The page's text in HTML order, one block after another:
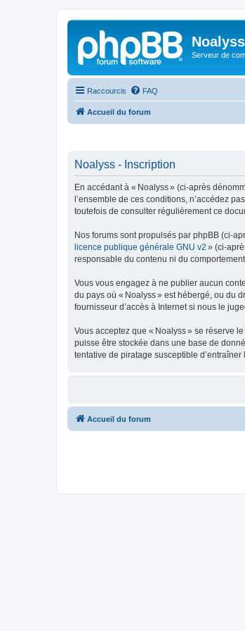
Noalyss
Serveur de
Raccourcis FAQ
Accueil du forum
Noalyss - Inscription
En accédant à « Noalyss » (ci-après
l’ensemble de ces conditions, n’accédez
toutefois de consulter régulièrement ce
Nos forums sont propulsés par phpBB (ci-
licence publique générale GNU v2 » (ci-
responsable du contenu ni du
Vous vous engagez à ne publier aucun
du pays où « Noalyss » est hébergé, ou du
fournisseur d’accès à Internet si nous le
Vous acceptez que « Noalyss » se réserve
puisse être stockée dans une base de
tentative de piratage susceptible
Accueil du forum